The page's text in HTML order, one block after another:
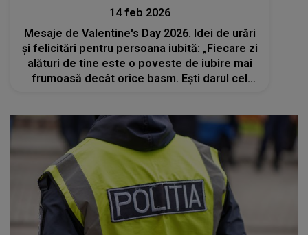
14 feb 2026
Mesaje de Valentine's Day 2026. Idei de urări
și felicitări pentru persoana iubită: „Fiecare zi
alături de tine este o poveste de iubire mai
frumoasă decât orice basm. Ești darul cel